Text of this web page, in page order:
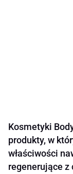
Kosmetyki
produkty, w
właściwości
regenerujące